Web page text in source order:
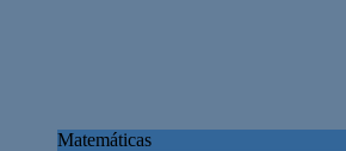
Matemáticas